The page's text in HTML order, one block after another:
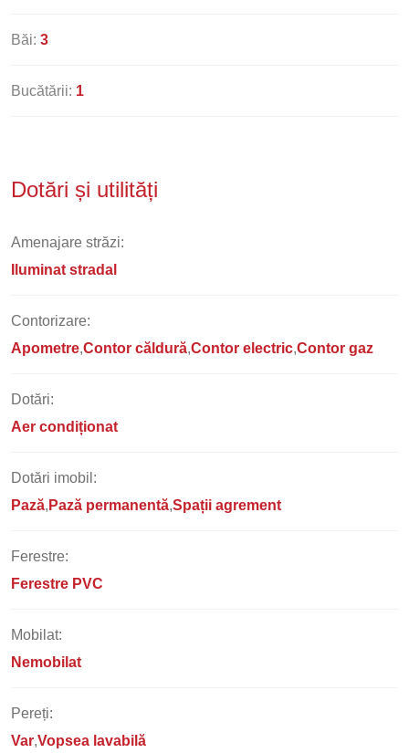
Băi: 3
Bucătării: 1
Dotări și utilități
Amenajare străzi:
Iluminat stradal
Contorizare:
Apometre Contor căldură Contor electric Contor gaz
Dotări:
Aer condiționat
Dotări imobil:
Pază Pază permanentă Spații agrement
Ferestre:
Ferestre PVC
Mobilat:
Nemobilat
Pereți:
Var Vopsea lavabilă